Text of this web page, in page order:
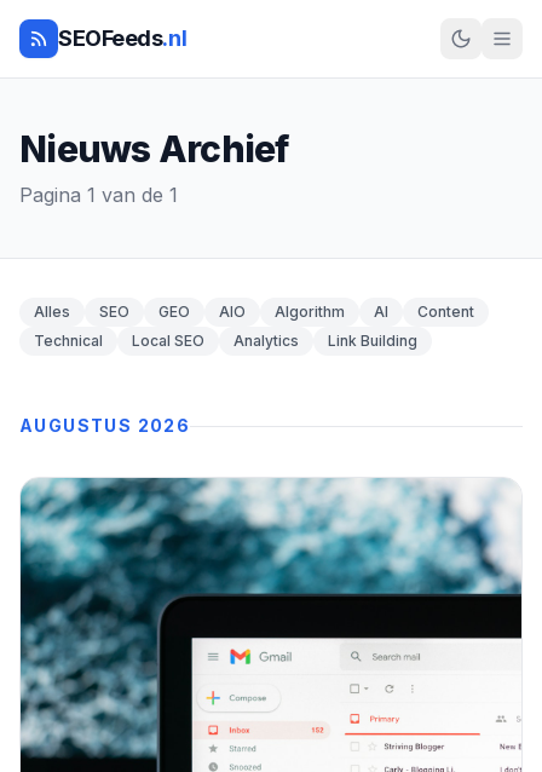
SEOFeeds.nl
Nieuws Archief
Pagina 1 van de 1
Alles SEO GEO AIO Algorithm AI
Content
Technical
Local SEO Analytics Link Building
AUGUSTUS 2026